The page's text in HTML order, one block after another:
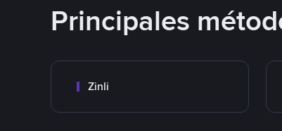
Principales
Zinli